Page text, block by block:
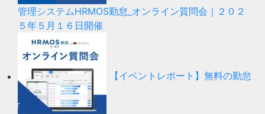
管理システムHRMOS勤怠_オンライン質問会｜２０２
５年５月１６日開催
【イベントレポート】無料の勤怠